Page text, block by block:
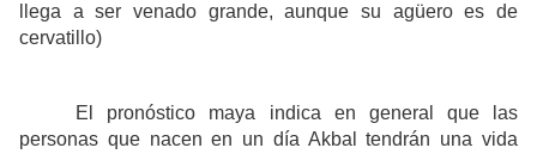
llega a ser venado grande, aunque su agüero es de
cervatillo)
El pronóstico maya indica en general que las
personas que nacen en un día Akbal tendrán una vida